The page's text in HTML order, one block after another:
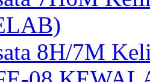
8H/7M